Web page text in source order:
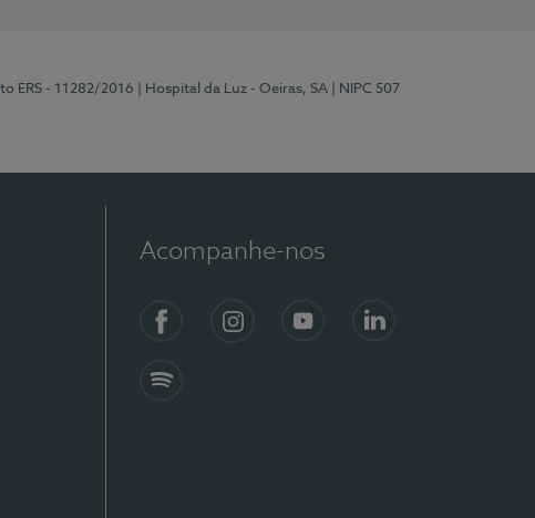
ERS - 11282/2016 | Hospital da Luz - Oeiras, SA
| NIPC 507
Acompanhe-nos